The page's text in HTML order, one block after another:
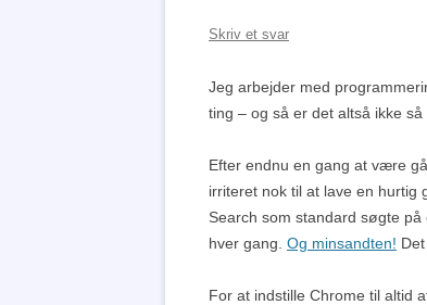
Skriv et svar
Jeg arbejder med
ting – og så er det altså ikke
Efter endnu en gang at være
irriteret nok til at lave en hurtig
Search som standard søgte
hver gang. Og minsandten!
For at indstille Chrome til altid